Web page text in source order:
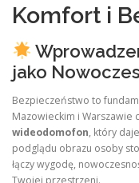
Komfort i
jako
Bezpieczeństwo to
Mazowieckim i Warszawie
wideodomofon, który
podglądu obrazu osoby
łączy wygodę,